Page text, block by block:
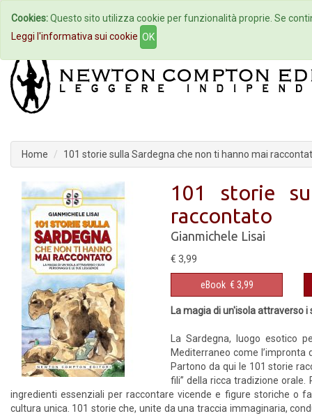
Home Autori Eventi
Home 101 storie sulla Sardegna che non ti hanno mai
101 storie
raccontato
Gianmichele Lisai
€ 3,99
eBook € 3,99
La magia di un'isola attraverso
La Sardegna, luogo esotico
Mediterraneo come l’impronta
Partono da qui le 101 storie
fili” della ricca tradizione
ingredienti essenziali per raccontare vicende e figure storiche o
cultura unica. 101 storie che, unite da una traccia immaginaria,
Cookies:Questo sito utilizza cookie per funzionalità proprie. Se
Leggi l'informativa sui cookie OK